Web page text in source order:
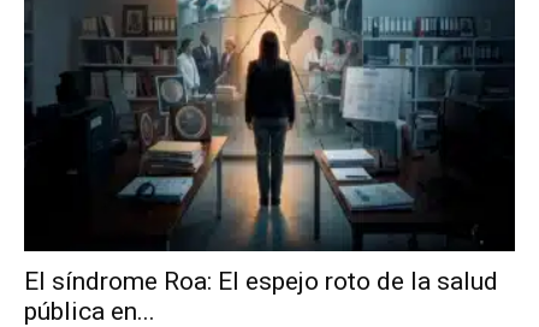
El síndrome Roa: El espejo roto de la salud
pública en...